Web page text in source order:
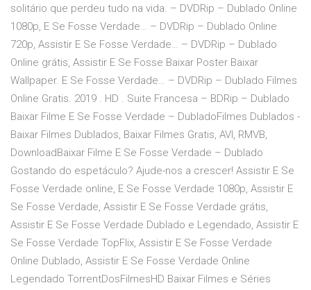
solitário que perdeu tudo na vida. – DVDRip – Dublado Online
1080p, E Se Fosse Verdade… – DVDRip – Dublado Online
720p, Assistir E Se Fosse Verdade… – DVDRip – Dublado
Online grátis, Assistir E Se Fosse Baixar Poster Baixar
Wallpaper. E Se Fosse Verdade… – DVDRip – Dublado Filmes
Online Gratis. 2019 . HD . Suite Francesa – BDRip – Dublado
Baixar Filme E Se Fosse Verdade – DubladoFilmes Dublados -
Baixar Filmes Dublados, Baixar Filmes Gratis, AVI, RMVB,
DownloadBaixar Filme E Se Fosse Verdade – Dublado
Gostando do espetáculo? Ajude-nos a crescer! Assistir E Se
Fosse Verdade online, E Se Fosse Verdade 1080p, Assistir E
Se Fosse Verdade, Assistir E Se Fosse Verdade grátis,
Assistir E Se Fosse Verdade Dublado e Legendado, Assistir E
Se Fosse Verdade TopFlix, Assistir E Se Fosse Verdade
Online Dublado, Assistir E Se Fosse Verdade Online
Legendado TorrentDosFilmesHD Baixar Filmes e Séries